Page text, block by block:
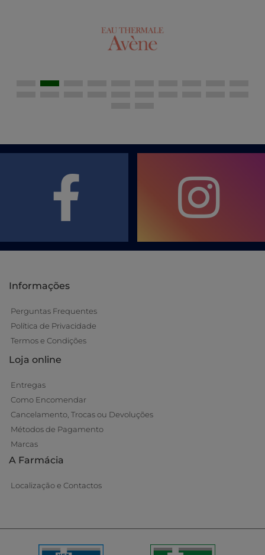
Informações
Perguntas Frequentes
Política de Privacidade
Termos e Condições
Loja online
Entregas
Como Encomendar
Cancelamento, Trocas ou Devoluções
Métodos de Pagamento
Marcas
A Farmácia
Localização e Contactos